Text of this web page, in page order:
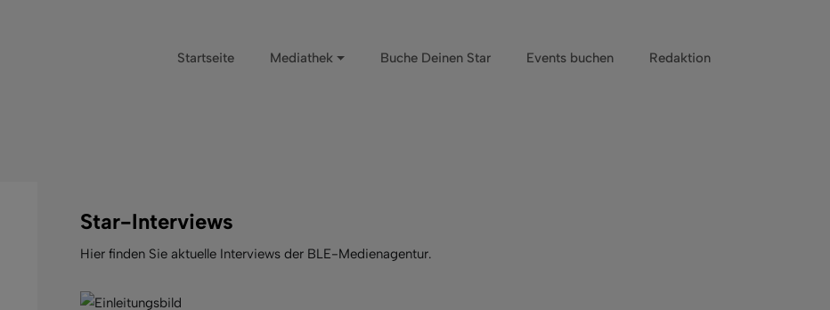
Startseite Mediathek Buche Deinen Star Events buchen Redaktion
Star-Interviews
Hier finden Sie aktuelle Interviews der BLE-Medienagentur.